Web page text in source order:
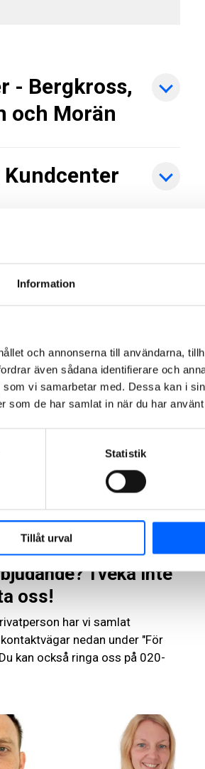
Information
och annonserna till användarna,
även sådana identifierare och
vi samarbetar med. Dessa kan i
som de har samlat in när du har
Statistik
Tillåt urval
- Bergkross,
och Morän
och
och
och CE-
om vårt
Tveka inte
oss!
har vi samlat
nedan under "För
kan också ringa oss på 020-